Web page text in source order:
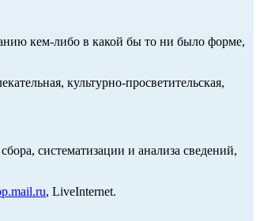
кем-либо в какой бы то ни было форме,
культурно-просветительская,
систематизации и анализа сведений,
, LiveInternet.